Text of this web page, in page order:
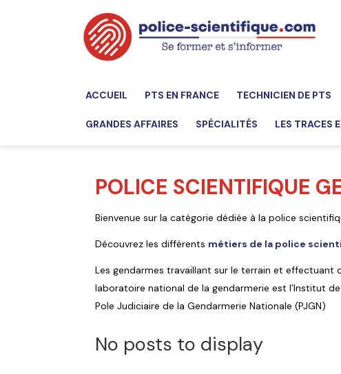
ACCUEIL PTS EN FRANCE TECHNICIEN DE PTS
GRANDES AFFAIRES SPÉCIALITÉS LES TRACES
POLICE SCIENTIFIQUE
Bienvenue sur la catégorie dédiée à la police
Découvrez les différents métiers de la police
Les gendarmes travaillant sur le terrain et effectuant
laboratoire national de la gendarmerie est l’Institut
Pole Judiciaire de la Gendarmerie Nationale (PJGN)
No posts to display